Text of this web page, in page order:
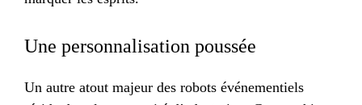
Une personnalisation poussée
Un autre atout majeur des robots événementiels